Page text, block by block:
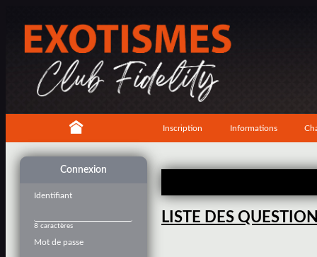
Inscription Informations
Connexion
Identifiant
8 caractères
Mot de passe
LISTE DES